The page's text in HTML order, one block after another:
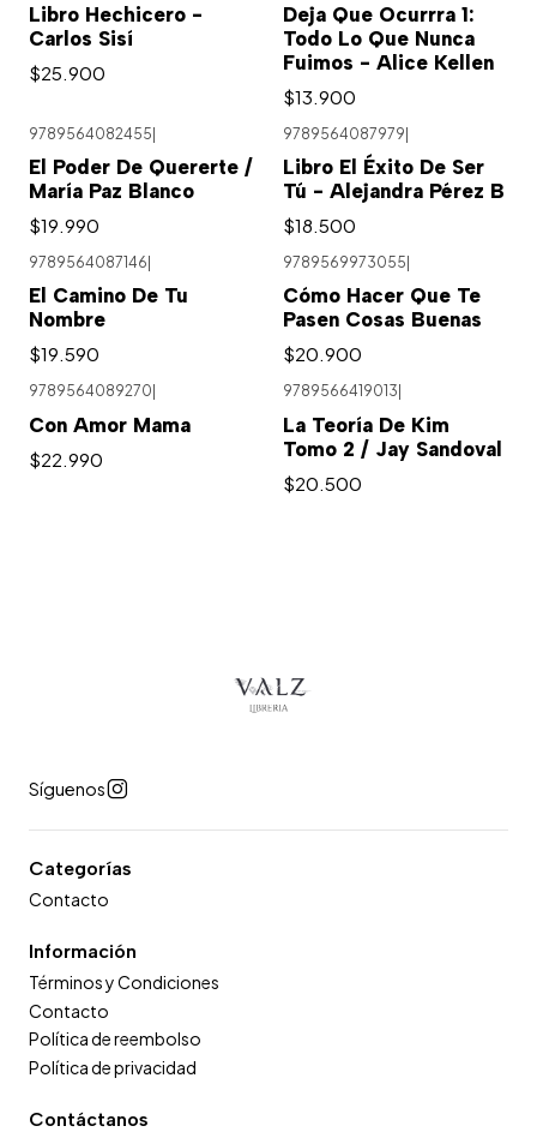
Libro Hechicero -
Carlos Sisí
$25.900
Deja Que Ocurrra 1:
Todo Lo Que Nunca
Fuimos - Alice Kellen
$13.900
9789564082455|
El Poder De Quererte /
María Paz Blanco
$19.990
9789564087979|
Libro El Éxito De Ser
Tú - Alejandra Pérez B
$18.500
9789564087146
El Camino De Tu
Nombre
$19.590
9789569973055
Cómo Hacer Que Te
Pasen Cosas Buenas
$20.900
9789564089270
Con Amor Mama
$22.990
9789566419013
La Teoría De Kim
Tomo 2 / Jay Sandoval
$20.500
Síguenos
Categorías
Contacto
Información
Términos y Condiciones
Contacto
Política de reembolso
Política de privacidad
Contáctanos